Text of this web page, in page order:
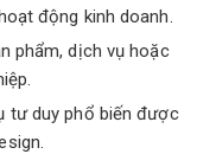
động kinh doanh.
phẩm, dịch vụ hoặc
tư duy phổ biến được